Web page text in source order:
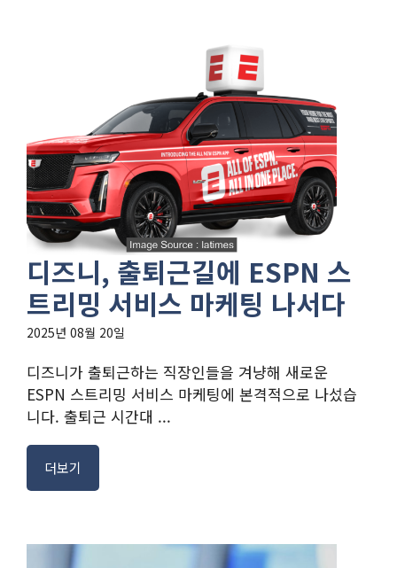
디즈니, 출퇴근길에 ESPN 스
트리밍 서비스 마케팅 나서다
2025년 08월 20일
디즈니가 출퇴근하는 직장인들을 겨냥해 새로운
ESPN 스트리밍 서비스 마케팅에 본격적으로 나섰습
니다. 출퇴근 시간대 ...
더보기